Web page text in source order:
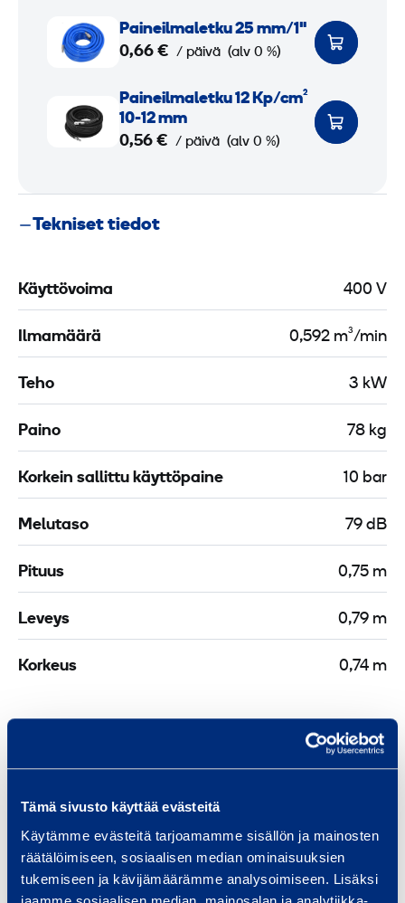
Tämä sivusto käyttää evästeitä
Käytämme evästeitä tarjoamamme sisällön ja mainosten
räätälöimiseen, sosiaalisen median ominaisuuksien
tukemiseen ja kävijämäärämme analysoimiseen. Lisäksi
e
t
k
u
2
5
m
m
1
Paine­ilmaletku 25 mm/1"
0,66 € / päivä (alv 0 %)
m
a
l
e
t
k
u
1
2
K
/
m
2
Paine­ilmaletku 12 Kp/cm²
10-12 mm
0,56 € / päivä (alv 0 %)
Tekniset tiedot
Käyttövoima 400 V
Ilmamäärä 0,592 m³/min
Teho 3 kW
Paino 78 kg
Korkein sallittu käyttöpaine 10 bar
Melutaso 79 dB
Pituus 0,75 m
Leveys 0,79 m
Korkeus 0,74 m
Samankaltaisia tuotteita